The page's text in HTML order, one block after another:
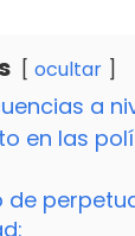
ocultar
a
en las
de